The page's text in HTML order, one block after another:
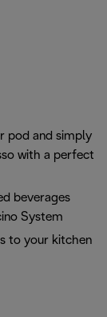
pod and simply
with a perfect
beverages
System
to your kitchen